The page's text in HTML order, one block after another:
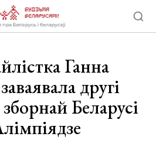
Ганна
другі
Беларусі